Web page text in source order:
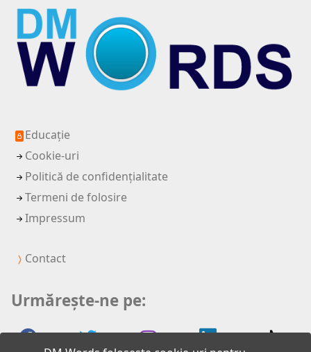
Educație
Cookie-uri
Politică de confidențialitate
Termeni de folosire
Impressum
Contact
Urmărește-ne pe: